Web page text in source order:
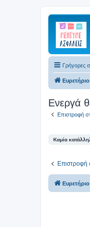
Γρήγορες
Ενεργά
Επιστροφή
Καμία
Επιστροφή